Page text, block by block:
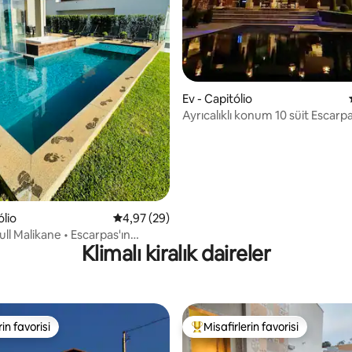
puan, 30 değerlendirme5 üzerinden ortalama 4,97 puan, 29
4,97 (29)
Malikane • Escarpas'ın
Ev - Capitólio
Ayrıcalıklı konum 10 süit
Klimalı kiralık daireler
favorisi
favorisi Misafirlerin favorilerinden en
Misafirlerin favorisi